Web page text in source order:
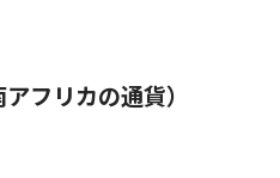
フリカの通貨）